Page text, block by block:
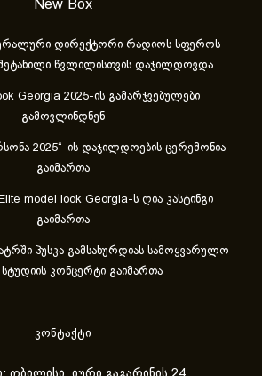
New Box
დირექტორი რადიოს სფეროს
შეტანილი წვლილისთვის დაჯილდოვდა
Georgia 2025-ის გამარჯვებულები
გამოვლინდნენ
2025“-ის დაჯილდოების ცერემონია
გაიმართა
model look Georgia-ს ღია კასტინგი
გაიმართა
პუსკა გამსახურდიას სამოყვარულო
სტუდიის კონცერტი გაიმართა
კონტაქტი